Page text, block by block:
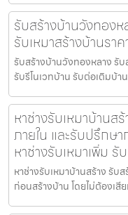
รับสร้างบ้านวังทอง
รับเหมาสร้างบ้านรา
รับสร้างบ้านวังทองหลาง รับ
รับรีโนเวทบ้าน รับต่อเติมบ้
หาช่างรับเหมาบ้าน
ภายใน และรับปรึกษา
หาช่างรับเหมาเพิ่ม
หาช่างรับเหมาบ้านสร้าง รับ
ก่อนสร้างบ้าน โดยไม่ต้องเสี